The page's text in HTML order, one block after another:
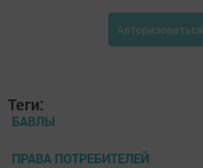
Авторизоваться
Теги:
БАВЛЫ
ПРАВА ПОТРЕБИТЕЛЕЙ